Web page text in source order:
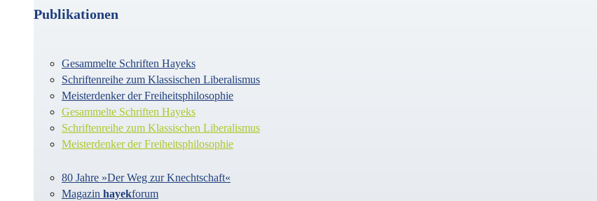
Publikationen
Gesammelte Schriften Hayeks
Schriftenreihe zum Klassischen Liberalismus
Meisterdenker der Freiheitsphilosophie
Gesammelte Schriften Hayeks
Schriftenreihe zum Klassischen Liberalismus
Meisterdenker der Freiheitsphilosophie
80 Jahre »Der Weg zur Knechtschaft«
Magazin hayekforum